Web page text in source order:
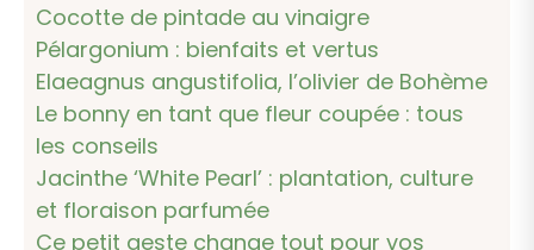
Cocotte de pintade au vinaigre
Pélargonium : bienfaits et vertus
Elaeagnus angustifolia, l’olivier de Bohème
Le bonny en tant que fleur coupée : tous
les conseils
Jacinthe ‘White Pearl’ : plantation, culture
et floraison parfumée
Ce petit geste change tout pour vos